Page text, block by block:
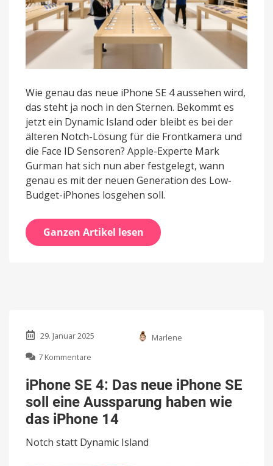
Wie genau das neue iPhone SE 4 aussehen wird,
das steht ja noch in den Sternen. Bekommt es
jetzt ein Dynamic Island oder bleibt es bei der
älteren Notch-Lösung für die Frontkamera und
die Face ID Sensoren? Apple-Experte Mark
Gurman hat sich nun aber festgelegt, wann
genau es mit der neuen Generation des Low-
Budget-iPhones losgehen soll.
Ganzen Artikel lesen
29. Januar 2025
Marlene
7 Kommentare
SE
4:
Das
neue
iPhone
SE
soll
iPhone SE 4: Das neue iPhone SE
soll eine Aussparung haben wie
das iPhone 14
Notch statt Dynamic Island